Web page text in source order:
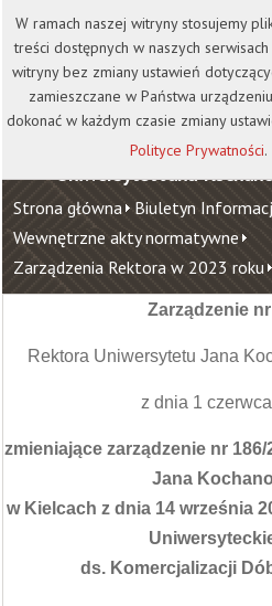
Kontakt
Wirtualna Uczelnia
Uniwersytet Jana
Strona główna Biuletyn
Wewnętrzne akty normatywne
Zarządzenia Rektora w 2023 roku
Zarządzenie
Rektora Uniwersytetu Jana
z dnia 1
zmieniające zarządzenie nr
Jana
w Kielcach z dnia 14 września
ds. Komercjalizacji
W ramach naszej witryny stosujemy
treści dostępnych w naszych
witryny bez zmiany ustawień
zamieszczane w Państwa
dokonać w każdym czasie zmiany
Polityce Prywatności.